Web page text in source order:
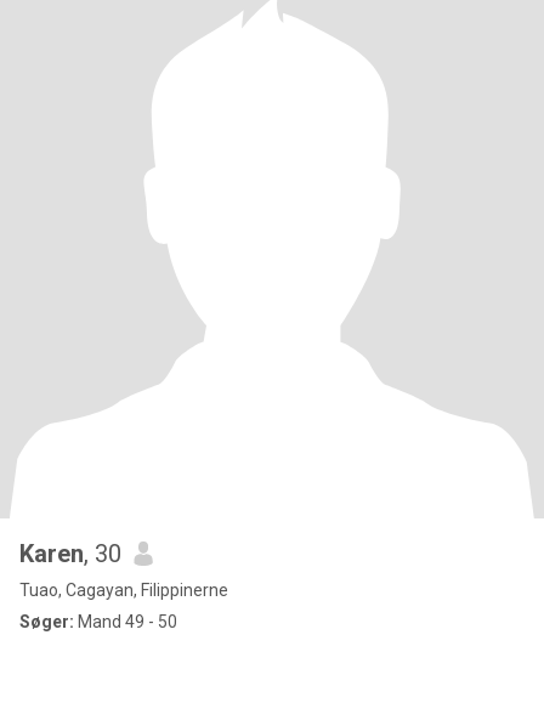
Karen, 30
Tuao, Cagayan, Filippinerne
Søger: Mand 49 - 50